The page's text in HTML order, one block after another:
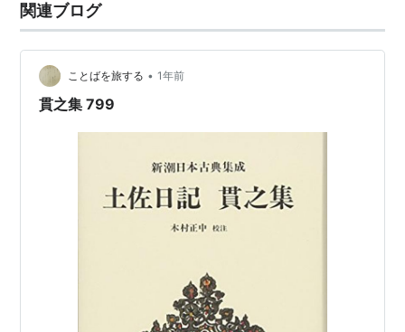
関連ブログ
ことばを旅する • 1年前
貫之集 799